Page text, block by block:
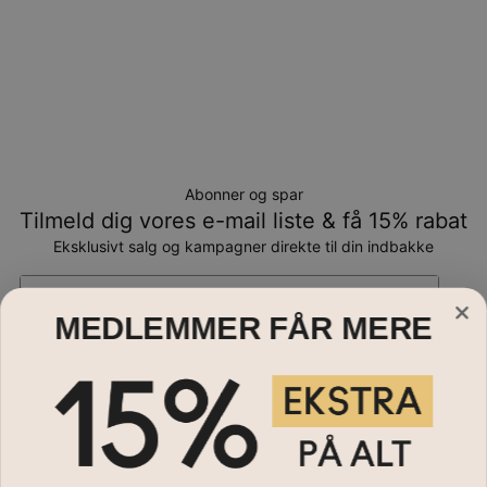
Abonner og spar
Tilmeld dig vores e-mail liste & få 15% rabat
Eksklusivt salg og kampagner direkte til din indbakke
Smykker
Halskæder
MEDLEMMER FÅR MERE